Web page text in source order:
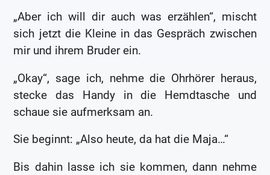
„Aber ich will dir auch was erzählen“, mischt
sich jetzt die Kleine in das Gespräch zwischen
mir und ihrem Bruder ein.
„Okay“, sage ich, nehme die Ohrhörer heraus,
stecke das Handy in die Hemdtasche und
schaue sie aufmerksam an.
Sie beginnt: „Also heute, da hat die Maja…“
Bis dahin lasse ich sie kommen, dann nehme